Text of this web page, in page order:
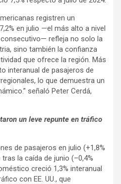
registren un
en julio —el más alto a nivel
refleja no solo la
sino también la confianza
que ofrece la región. Más
interanual de pasajeros de
lo que demuestra un
señaló Peter Cerdá,
un leve repunte en tráfico
de pasajeros en julio (+1,8%
la caída de junio (–0,4%
creció 1,3% interanual
con EE. UU., que